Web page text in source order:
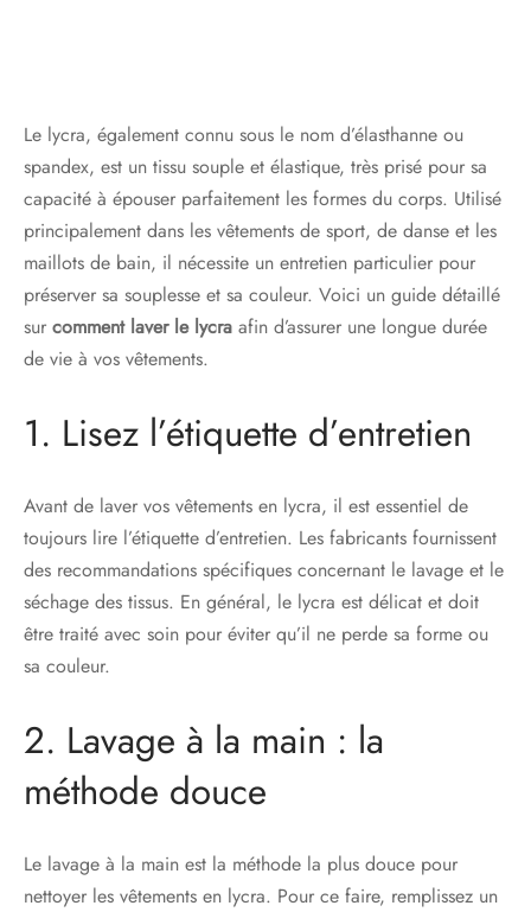
Le lycra, également connu sous le nom d’élasthanne ou
spandex, est un tissu souple et élastique, très prisé pour sa
capacité à épouser parfaitement les formes du corps. Utilisé
principalement dans les vêtements de sport, de danse et les
maillots de bain, il nécessite un entretien particulier pour
préserver sa souplesse et sa couleur. Voici un guide détaillé
sur comment laver le lycra afin d’assurer une longue durée
de vie à vos vêtements.
1. Lisez l’étiquette d’entretien
Avant de laver vos vêtements en lycra, il est essentiel de
toujours lire l’étiquette d’entretien. Les fabricants fournissent
des recommandations spécifiques concernant le lavage et le
séchage des tissus. En général, le lycra est délicat et doit
être traité avec soin pour éviter qu’il ne perde sa forme ou
sa couleur.
2. Lavage à la main : la
méthode douce
Le lavage à la main est la méthode la plus douce pour
nettoyer les vêtements en lycra. Pour ce faire, remplissez un